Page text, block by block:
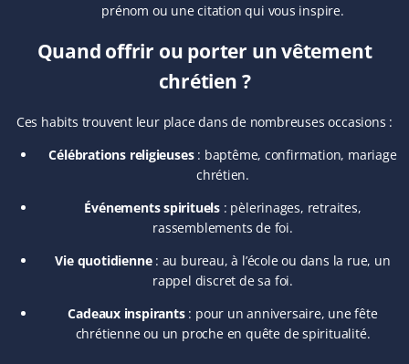
prénom ou une citation qui vous inspire.
Quand offrir ou porter un vêtement
chrétien ?
Ces habits trouvent leur place dans de nombreuses occasions :
Célébrations religieuses: baptême, confirmation, mariage
chrétien.
Événements spirituels : pèlerinages, retraites,
rassemblements de foi.
Vie quotidienne: au bureau, à l’école ou dans la rue, un
rappel discret de sa foi.
Cadeaux inspirants: pour un anniversaire, une fête
chrétienne ou un proche en quête de spiritualité.